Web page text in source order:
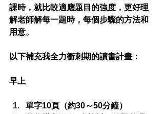
課時，就比較適應題目的強度，更好理
解老師解每一題時，每個步驟的方法和
用意。
以下補充我全力衝刺期的讀書計畫：
早上
單字10頁（約30～50分鐘）